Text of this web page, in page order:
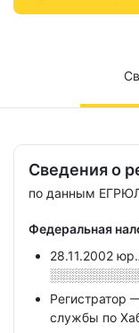
Сведения о
по данным
Федеральная
28.11.2002
Регистратор
службы по